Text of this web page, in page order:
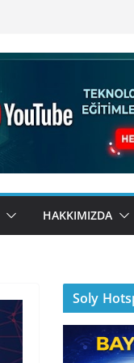
HAKKIMIZDA
Soly